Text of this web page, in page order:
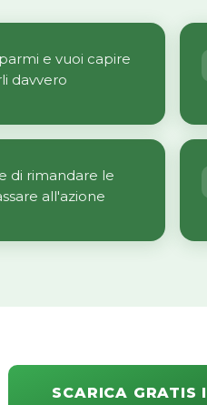
e vuoi capire
davvero
di rimandare le
all'azione
SCARICA GRATIS